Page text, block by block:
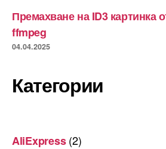
Премахване на ID3 картинка
ffmpeg
04.04.2025
Категории
AliExpress(2)